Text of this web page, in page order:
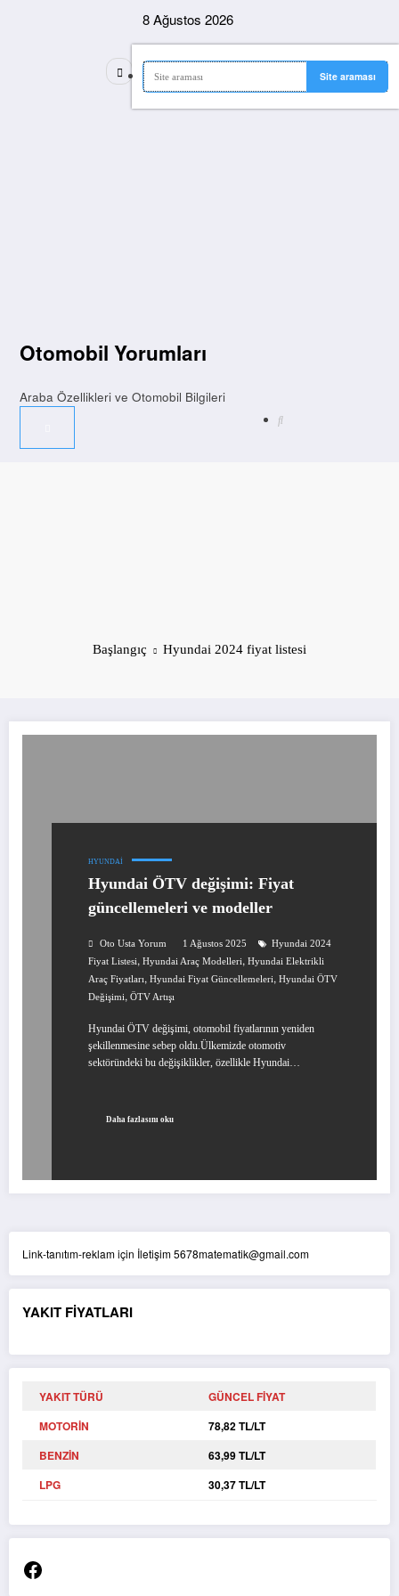
8 Ağustos 2026
Otomobil Yorumları
Araba Özellikleri ve Otomobil Bilgileri
Başlangıç Hyundai 2024 fiyat listesi
HYUNDAI
Hyundai ÖTV değişimi: Fiyat
güncellemeleri ve modeller
Oto Usta Yorum 1 Ağustos 2025
Hyundai 2024
Fiyat Listesi, Hyundai Araç Modelleri, Hyundai Elektrikli
Araç Fiyatları, Hyundai Fiyat Güncellemeleri, Hyundai ÖTV
Değişimi, ÖTV Artışı
Hyundai ÖTV değişimi, otomobil fiyatlarının yeniden
şekillenmesine sebep oldu.Ülkemizde otomotiv
sektöründeki bu değişiklikler, özellikle Hyundai…
Daha fazlasını oku
Link-tanıtım-reklam için İletişim 5678matematik@gmail.com
YAKIT FİYATLARI
YAKIT TÜRÜ
GÜNCEL FİYAT
MOTORİN
78,82 TL/LT
BENZİN
63,99 TL/LT
LPG
30,37 TL/LT
Facebook